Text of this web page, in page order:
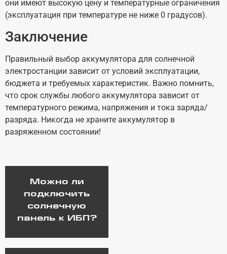
они имеют высокую цену и температурные ограничения
(эксплуатация при температуре не ниже 0 градусов).
Заключение
Правильный выбор аккумулятора для солнечной
электростанции зависит от условий эксплуатации,
бюджета и требуемых характеристик. Важно помнить,
что срок службы любого аккумулятора зависит от
температурного режима, напряжения и тока заряда/
разряда. Никогда не храните аккумулятор в
разряженном состоянии!
Можно ли
подключить
солнечную
панель к ИБП?